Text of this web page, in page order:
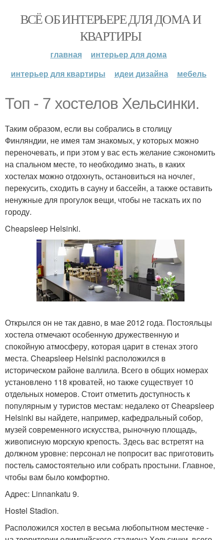
ВСЁ ОБ ИНТЕРЬЕРЕ ДЛЯ ДОМА И
КВАРТИРЫ
главная
интерьер для дома
интерьер для квартиры
идеи дизайна мебель
Топ - 7 хостелов Хельсинки.
Таким образом, если вы собрались в столицу
Финляндии, не имея там знакомых, у которых можно
переночевать, и при этом у вас есть желание сэкономить
на спальном месте, то необходимо знать, в каких
хостелах можно отдохнуть, остановиться на ночлег,
перекусить, сходить в сауну и бассейн, а также оставить
ненужные для прогулок вещи, чтобы не таскать их по
городу.
Cheapsleep Helsinki.
Открылся он не так давно, в мае 2012 года. Постояльцы
хостела отмечают особенную дружественную и
спокойную атмосферу, которая царит в стенах этого
места. Cheapsleep Helsinki расположился в
историческом районе валлила. Всего в общих номерах
установлено 118 кроватей, но также существует 10
отдельных номеров. Стоит отметить доступность к
популярным у туристов местам: недалеко от Cheapsleep
Helsinki вы найдете, например, кафедральный собор,
музей современного искусства, рыночную площадь,
живописную морскую крепость. Здесь вас встретят на
должном уровне: персонал не попросит вас приготовить
постель самостоятельно или собрать простыни. Главное,
чтобы вам было комфортно.
Адрес: Linnankatu 9.
Hostel Stadion.
Расположился хостел в весьма любопытном местечке -